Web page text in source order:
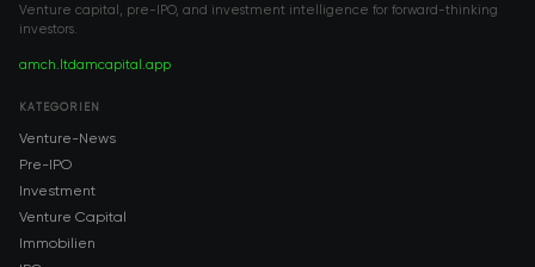
Venture capital, pre-IPO, and investment intelligence for forward-thinking
investors.
amch.ltdamcapital.app
KATEGORIEN
Venture-News
Pre-IPO
Investment
Venture Capital
Immobilien